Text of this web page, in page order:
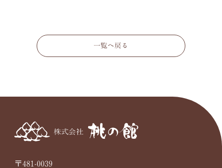
一覧へ戻る
〒481-0039